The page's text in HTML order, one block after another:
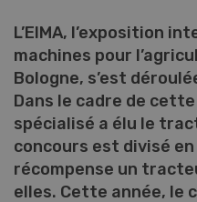
L’EIMA, l’exposition
machines pour
Bologne, s’est
Dans le cadre de
spécialisé a élu le
concours est divisé
récompense un
elles. Cette année, le